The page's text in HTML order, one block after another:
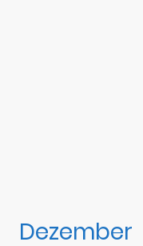
Dezember